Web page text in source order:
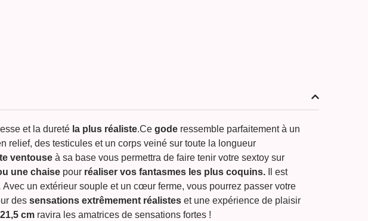
et la dureté la plus réaliste.Ce gode ressemble parfaitement à un
relief, des testicules et un corps veiné sur toute la longueur
ventouse à sa base vous permettra de faire tenir votre sextoy sur
une chaise pour réaliser vos fantasmes les plus coquins.
Il est
Avec un extérieur souple et un cœur ferme, vous pourrez passer votre
des sensations extrêmement réalistes et une expérience de plaisir
cm ravira les amatrices de sensations fortes !